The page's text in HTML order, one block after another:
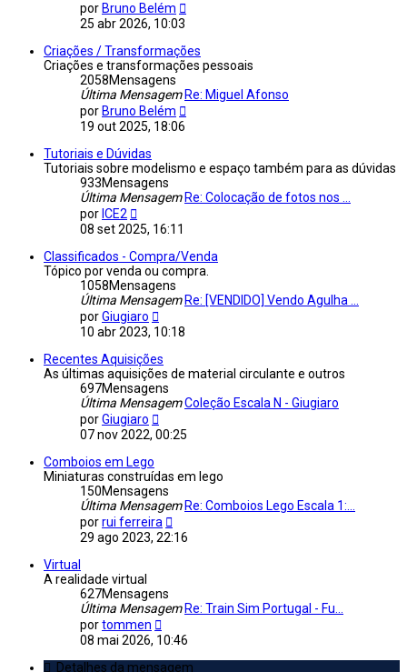
por Bruno Belém
Mensagem
25 abr 2026, 10:03
Criações / Transformações
Criações e transformações pessoais
2058Mensagens
Última Mensagem Re: Miguel Afonso
por Bruno Belém
19 out 2025, 18:06
Tutoriais e Dúvidas
Tutoriais sobre modelismo e espaço também para as dúvidas
933Mensagens
Última Mensagem Re: Colocação de fotos nos ...
por ICE2
a
última
Mensagem
08 set 2025, 16:11
Classificados - Compra/Venda
Tópico por venda ou compra.
1058Mensagens
Última Mensagem Re: [VENDIDO] Vendo Agulha ...
porGiugiaro
a
Mensagem
10 abr 2023, 10:18
Recentes Aquisições
As últimas aquisições de material circulante e outros
697Mensagens
Última MensagemColeção Escala N - Giugiaro
porGiugiaro
a
07 nov 2022, 00:25
Comboios em Lego
Miniaturas construídas em lego
150Mensagens
Última Mensagem Re: Comboios Lego Escala 1:...
porrui ferreira
a
29 ago 2023, 22:16
Virtual
A realidade virtual
627Mensagens
Última Mensagem Re: Train Sim Portugal - Fu...
portommen
a
Mensagem
08 mai 2026, 10:46
Detalhes da mensagem